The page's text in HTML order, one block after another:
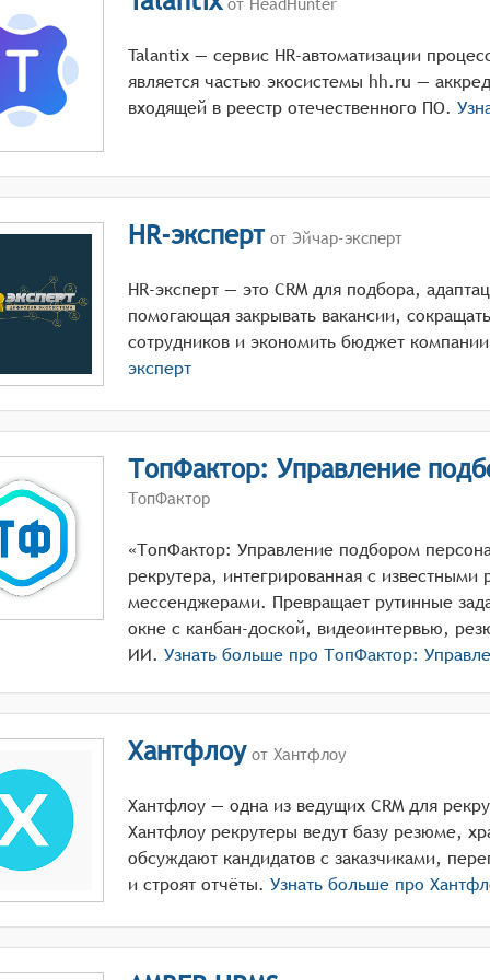
от HeadHunter
Talantiх — сервис HR-автоматизации
является частью экосистемы hh.ru —
входящей в реестр отечественного ПО.
HR-экспертот Эйчар-эксперт
HR-эксперт — это CRM для подбора,
помогающая закрывать вакансии,
сотрудников и экономить бюджет
эксперт
ТопФактор: Управление
ТопФактор
«ТопФактор: Управление подбором
рекрутера, интегрированная с
мессенджерами. Превращает рутинные
окне с канбан-доской, видеоинтервью,
ИИ. Узнать больше про ТопФактор:
Хантфлоу от Хантфлоу
Хантфлоу — одна из ведущих CRM для
Хантфлоу рекрутеры ведут базу резюме,
обсуждают кандидатов с заказчиками,
и строят отчёты. Узнать больше про